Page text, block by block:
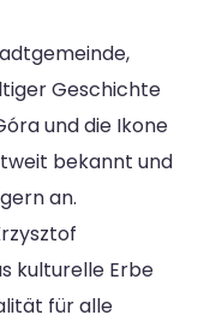
Geschichte
und die Ikone
bekannt und
an.
kulturelle Erbe
für alle